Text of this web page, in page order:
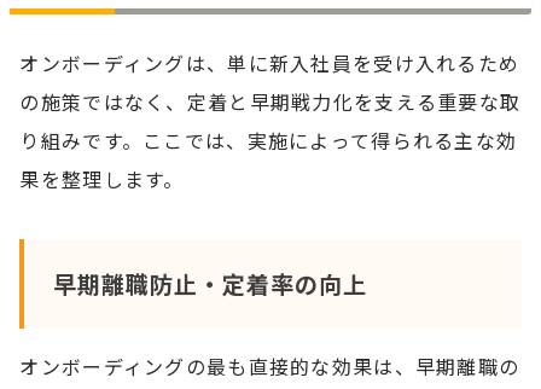
オンボーディングは、単に新入社員を受け入れるため
の施策ではなく、定着と早期戦力化を支える重要な取
り組みです。ここでは、実施によって得られる主な効
果を整理します。
早期離職防止・定着率の向上
オンボーディングの最も直接的な効果は、早期離職の